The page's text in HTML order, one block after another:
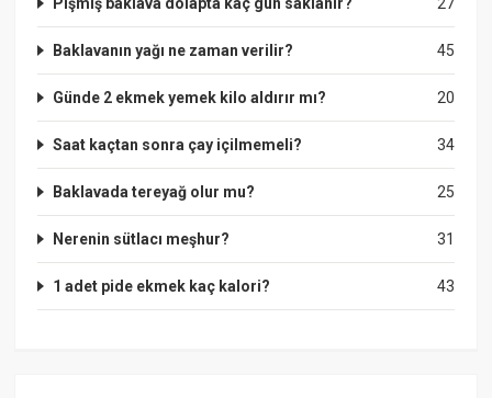
45
Baklavanın yağı ne zaman verilir?
20
Günde 2 ekmek yemek kilo aldırır mı?
34
Saat kaçtan sonra çay içilmemeli?
25
Baklavada tereyağ olur mu?
31
Nerenin sütlacı meşhur?
43
1 adet pide ekmek kaç kalori?